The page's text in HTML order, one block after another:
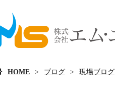
HOME ブログ 現場ブログ